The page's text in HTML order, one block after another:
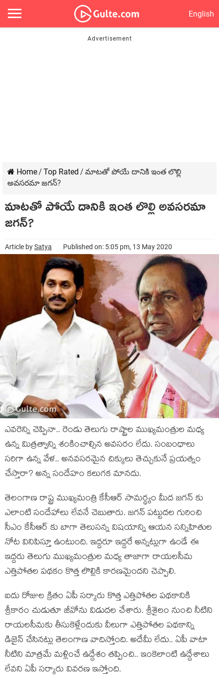
English
Home/ Top Rated / మాటతో పోయే దానికి ఇంత లొల్లి
అవసరమా జగన్?
మాటతో పోయే దానికి ఇంత లొల్లి అవసరమా
జగన్?
Article bySatya Published on: 5:05 pm, 13 May 2020
ఎవరెన్ని చెప్పినా.. రెండు తెలుగు రాష్ట్రాల ముఖ్యమంత్రుల మధ్య
ఉన్న మిత్రత్వాన్ని శంకించాల్సిన అవసరం లేదు. సంబంధాలు
సరిగా ఉన్న వేళ.. అనవసరమైన చిక్కులు తెచ్చుకునే ప్రయత్నం
చేస్తారా? అన్న సందేహం కలుగక మానదు.
తెలంగాణ రాష్ట్ర ముఖ్యమంత్రి కేసీఆర్ సామర్థ్యం మీద జగన్ కు
ఎలాంటి సందేహాలు లేవనే చెబుతారు. జగన్ పట్టుదల గురించి
సీఎం కేసీఆర్ కు బాగా తెలుసన్న విషయాన్ని ఆయన సన్నిహితుల
నోట వినిపిస్తూ ఉంటుంది. ఇద్దరూ ఇద్దరే అన్నట్లుగా ఉండే ఈ
ఇద్దరు తెలుగు ముఖ్యమంత్రుల మధ్య తాజాగా రాయలసీమ
ఎత్తిపోతల పథకం కొత్త లొల్లికి కారణమైందని చెప్పాలి.
ఐదు రోజుల క్రితం ఏపీ సర్కారు కొత్త ఎత్తిపోతల పథకానికి
శ్రీకారం చుడుతూ జీవోను విడుదల చేశారు. శ్రీశైలం నుంచి నీటిని
రాయలసీమకు తీసుకెళ్లేందుకు వీలుగా ఎత్తిపోతల పథకాన్ని
డిజైన్ చేసినట్లు తెలంగాణ వాదిస్తోంది. అదేమీ లేదు.. ఏపీ వాటా
నీటిని మాత్రమే మళ్లించే ఉద్దేశం తప్పించి.. ఇంకెలాంటి ఉద్దేశాలు
లేవని ఏపీ సర్కారు వివరణ ఇస్తోంది.